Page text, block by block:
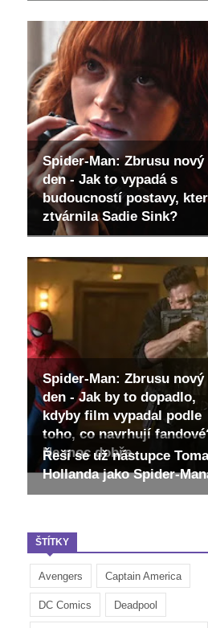
Spider-Man: Zbrusu nový
den - Jak to vypadá s
budoucností postavy,
ztvárnila Sadie Sink?
Spider-Man: Zbrusu nový
den - Jak by to dopadlo,
kdyby film vypadal podle
toho, co navrhují
Ne moc dobře
Řeší se už nástupce Toma
Hollanda jako Spider-
ŠTÍTKY
Avengers Captain America
DC Comics Deadpool